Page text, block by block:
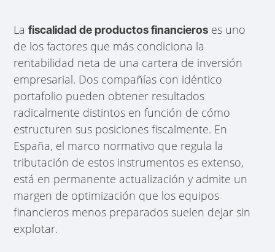
Lafiscalidad de productos financieros es uno
de los factores que más condiciona la
rentabilidad neta de una cartera de inversión
empresarial. Dos compañías con idéntico
portafolio pueden obtener resultados
radicalmente distintos en función de cómo
estructuren sus posiciones fiscalmente. En
España, el marco normativo que regula la
tributación de estos instrumentos es extenso,
está en permanente actualización y admite un
margen de optimización que los equipos
financieros menos preparados suelen dejar sin
explotar.